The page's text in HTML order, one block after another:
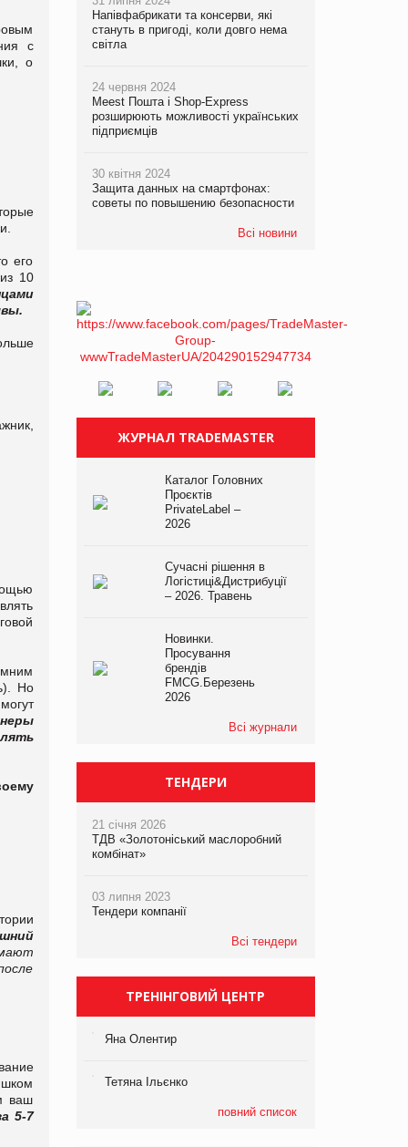
с
о
его
10
Но
ваш
5-7
Напівфабрикати та консерви, які
стануть в пригоді, коли довго нема
світла
24 червня 2024
Meest Пошта і Shop-Express
розширюють можливості українських
підприємців
30 квітня 2024
Защита данных на смартфонах:
советы по повышению безопасности
Всі новини
ЖУРНАЛ TRADEMASTER
Каталог Головних
Проєктів
PrivateLabel –
2026
Сучасні рішення в
Логістиці&Дистрибуції
– 2026. Травень
Новинки.
Просування
брендів
FMCG.Березень
2026
Всі журнали
ТЕНДЕРИ
21 січня 2026
ТДВ «Золотоніський маслоробний
комбінат»
03 липня 2023
Тендери компанії
Всі тендери
ТРЕНІНГОВИЙ ЦЕНТР
Яна Олентир
Тетяна Ільєнко
повний список